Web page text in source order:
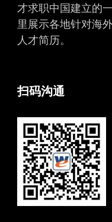
才求职中国建立的
里展示各地针对海
人才简历。
扫码沟通